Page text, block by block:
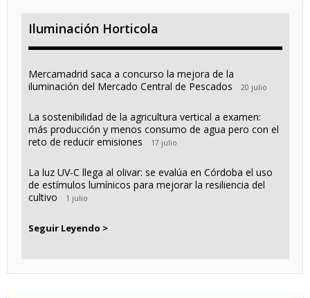
Iluminación Horticola
Mercamadrid saca a concurso la mejora de la
iluminación del Mercado Central de Pescados
20 julio
La sostenibilidad de la agricultura vertical a examen:
más producción y menos consumo de agua pero con el
reto de reducir emisiones
17 julio
La luz UV-C llega al olivar: se evalúa en Córdoba el uso
de estímulos lumínicos para mejorar la resiliencia del
cultivo
1 julio
Seguir Leyendo >